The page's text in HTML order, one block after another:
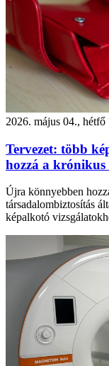
2026. május 04., hétfő
Tervezet: több
hozzá a krónikus
Újra könnyebben
társadalombiztosítás
képalkotó